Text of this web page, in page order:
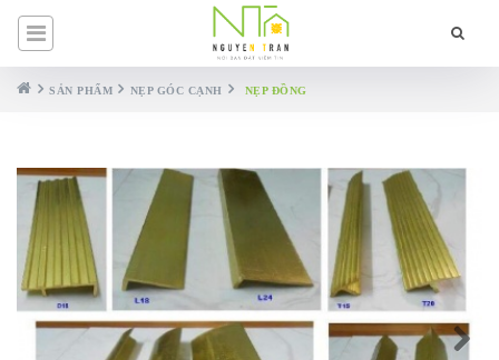
SẢN PHẨM NẸP GÓC CẠNH NẸP ĐỒNG